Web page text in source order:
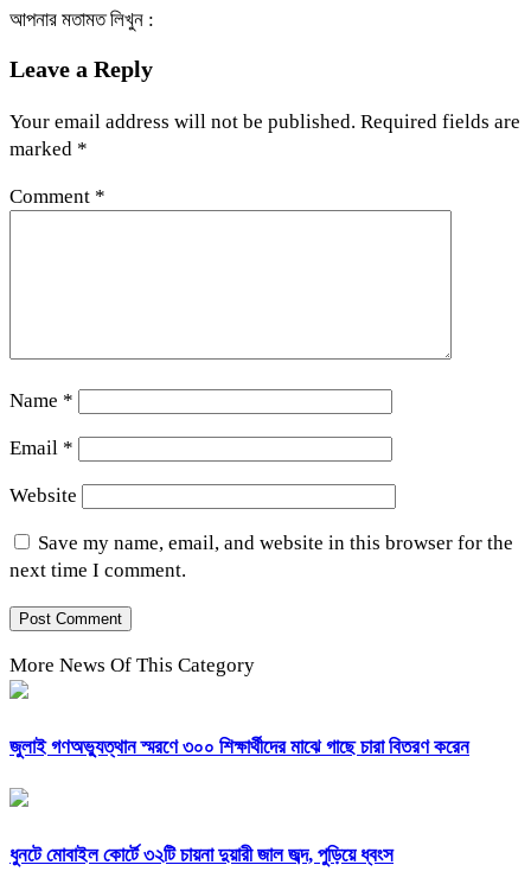
আপনার মতামত লিখুন :
Leave a Reply
Your email address will not be published. Required fields are
marked *
Comment *
Name *
Email *
Website
Save my name, email, and website in this browser for the
next time I comment.
More News Of This Category
জুলাই গণঅভ্যুত্থান স্মরণে ৩০০ শিক্ষার্থীদের মাঝে গাছে চারা বিতরণ করেন
ধুনটে মোবাইল কোর্টে ৩২টি চায়না দুয়ারী জাল জব্দ, পুড়িয়ে ধ্বংস